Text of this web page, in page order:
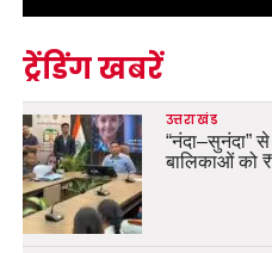
ट्रेंडिंग खबरें
उत्तराखंड
“नंदा–सुनंदा”
बालिकाओं को